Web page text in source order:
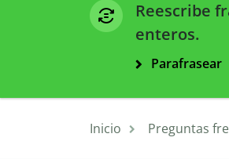
Reescribe
enteros.
Parafrasear
Inicio Preguntas